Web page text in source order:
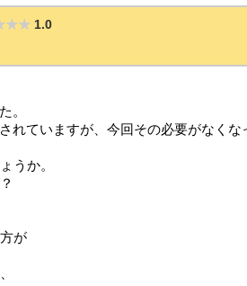
1.0
。
ていますが、今回その必要がなくな
うか。
が